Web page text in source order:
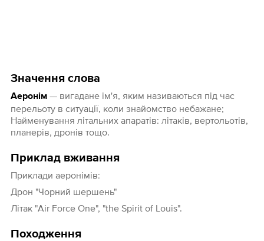
Значення слова
Аеронім— вигадане ім'я, яким називаються під час
перельоту в ситуації, коли знайомство небажане;
Найменування літальних апаратів: літаків, вертольотів,
планерів, дронів тощо.
Приклад вживання
Приклади аеронімів:
Дрон "Чорний шершень"
Літак "Air Force One", "the Spirit of Louis".
Походження